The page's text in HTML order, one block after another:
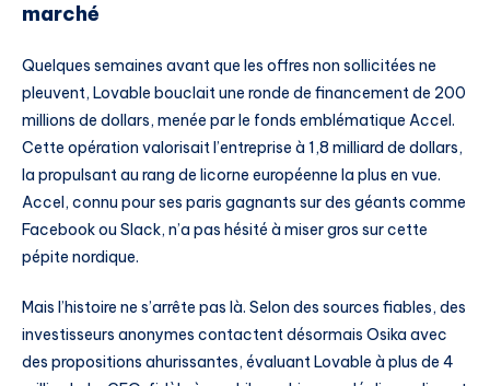
marché
Quelques semaines avant que les offres non sollicitées ne
pleuvent, Lovable bouclait une ronde de financement de 200
millions de dollars, menée par le fonds emblématique Accel.
Cette opération valorisait l’entreprise à 1,8 milliard de dollars,
la propulsant au rang de licorne européenne la plus en vue.
Accel, connu pour ses paris gagnants sur des géants comme
Facebook ou Slack, n’a pas hésité à miser gros sur cette
pépite nordique.
Mais l’histoire ne s’arrête pas là. Selon des sources fiables, des
investisseurs anonymes contactent désormais Osika avec
des propositions ahurissantes, évaluant Lovable à plus de 4